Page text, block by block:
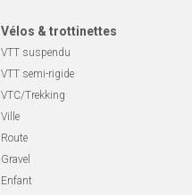
Vélos & trottinettes
VTT suspendu
VTT semi-rigide
VTC/Trekking
Ville
Route
Gravel
Enfant